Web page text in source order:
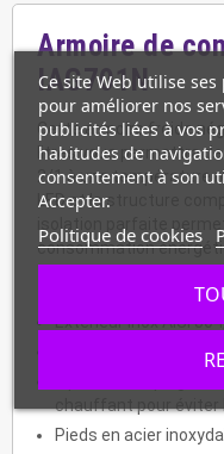
Armoire de
IAG701N
Cette armoire froide
litres vous permettra
2/1 à une température
LED et la structure
consommation
Extérieur inox AISI
Arrière en tôle
chauffant pour éviter
Pieds en acier
Ce site Web utilise
pour améliorer nos
publicités liées à vos
habitudes de
consentement à son
Accepter.
Politique de cookies